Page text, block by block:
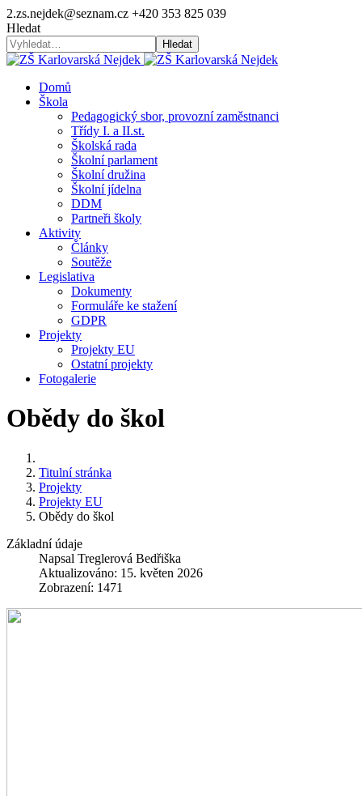
2.zs.nejdek@seznam.cz +420 353 825 039
Hledat
Hledat
Domů
Škola
Pedagogický sbor, provozní zaměstnanci
Třídy I. a II.st.
Školská rada
Školní parlament
Školní družina
Školní jídelna
DDM
Partneři školy
Aktivity
Články
Soutěže
Legislativa
Dokumenty
Formuláře ke stažení
GDPR
Projekty
Projekty EU
Ostatní projekty
Fotogalerie
Obědy do škol
Titulní stránka
Projekty
Projekty EU
Obědy do škol
Základní údaje
Napsal Treglerová Bedřiška
Aktualizováno: 15. květen 2026
Zobrazení: 1471